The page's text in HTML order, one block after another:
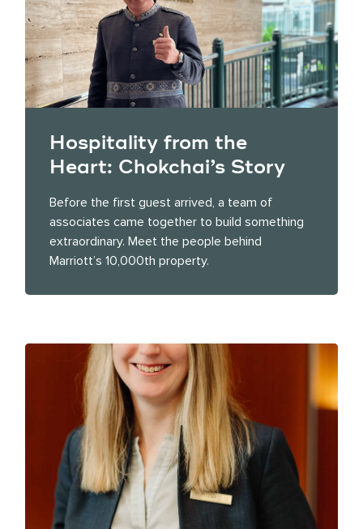
Hospitality from the
Heart: Chokchai’s Story
Before the first guest arrived, a team of
associates came together to build something
extraordinary. Meet the people behind
Marriott’s 10,000th property.